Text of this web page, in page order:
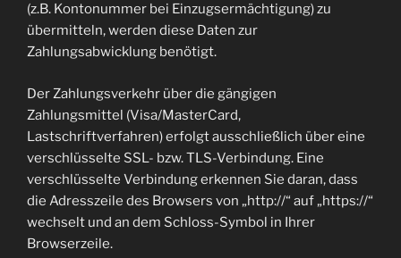
(z.B. Kontonummer bei Einzugsermächtigung) zu
übermitteln, werden diese Daten zur
Zahlungsabwicklung benötigt.
Der Zahlungsverkehr über die gängigen
Zahlungsmittel (Visa/MasterCard,
Lastschriftverfahren) erfolgt ausschließlich über eine
verschlüsselte SSL- bzw. TLS-Verbindung. Eine
verschlüsselte Verbindung erkennen Sie daran, dass
die Adresszeile des Browsers von „http://“ auf „https://“
wechselt und an dem Schloss-Symbol in Ihrer
Browserzeile.